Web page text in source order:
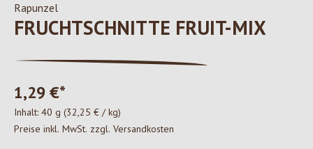
Rapunzel
FRUCHTSCHNITTE FRUIT-MIX
1,29 €*
Inhalt: 40 g (32,25 € / kg)
Preise inkl. MwSt. zzgl. Versandkosten